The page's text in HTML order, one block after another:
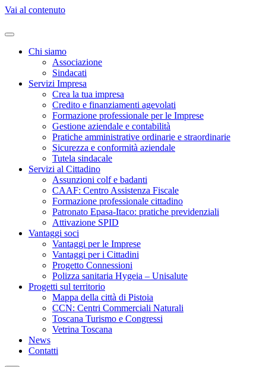
Vai al contenuto
Chi siamo
Associazione
Sindacati
Servizi Impresa
Crea la tua impresa
Credito e finanziamenti agevolati
Formazione professionale per le Imprese
Gestione aziendale e contabilità
Pratiche amministrative ordinarie e straordinarie
Sicurezza e conformità aziendale
Tutela sindacale
Servizi al Cittadino
Assunzioni colf e badanti
CAAF: Centro Assistenza Fiscale
Formazione professionale cittadino
Patronato Epasa-Itaco: pratiche previdenziali
Attivazione SPID
Vantaggi soci
Vantaggi per le Imprese
Vantaggi per i Cittadini
Progetto Connessioni
Polizza sanitaria Hygeia – Unisalute
Progetti sul territorio
Mappa della città di Pistoia
CCN: Centri Commerciali Naturali
Toscana Turismo e Congressi
Vetrina Toscana
News
Contatti